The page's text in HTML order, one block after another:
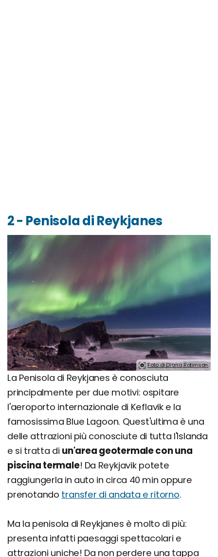
2 - Penisola di Reykjanes
Foto di Diana Robinson.
La Penisola di Reykjanes è conosciuta
principalmente per due motivi: ospitare
l'aeroporto internazionale di Keflavik e la
famosissima Blue Lagoon. Quest'ultima è una
delle attrazioni più conosciute di tutta l'Islanda
e si tratta di un'area geotermale con una
piscina termale! Da Reykjavik potete
raggiungerla in auto in circa 40 min oppure
prenotando transfer di andata e ritorno.
Ma la penisola di Reykjanes è molto di più:
presenta infatti paesaggi spettacolari e
attrazioni uniche! Da non perdere una tappa